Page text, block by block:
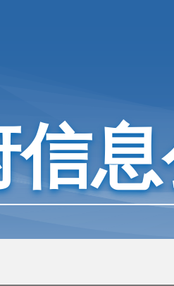
信